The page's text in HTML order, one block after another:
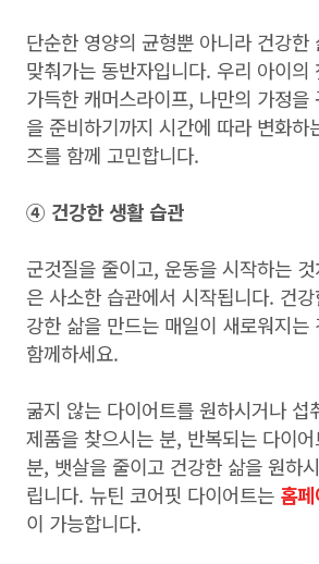
단순한 영양의 균형뿐 아니라 건강한
맞춰가는 동반자입니다. 우리 아이의
가득한 캐머스라이프, 나만의 가정을
을 준비하기까지 시간에 따라 변화하
즈를 함께 고민합니다.
④ 건강한 생활 습관
군것질을 줄이고, 운동을 시작하는
은 사소한 습관에서 시작됩니다. 건
강한 삶을 만드는 매일이 새로워지는
함께하세요.
굶지 않는 다이어트를 원하시거나 섭
제품을 찾으시는 분, 반복되는 다이
분, 뱃살을 줄이고 건강한 삶을 원하
립니다. 뉴틴 코어핏 다이어트는 홈
이 가능합니다.